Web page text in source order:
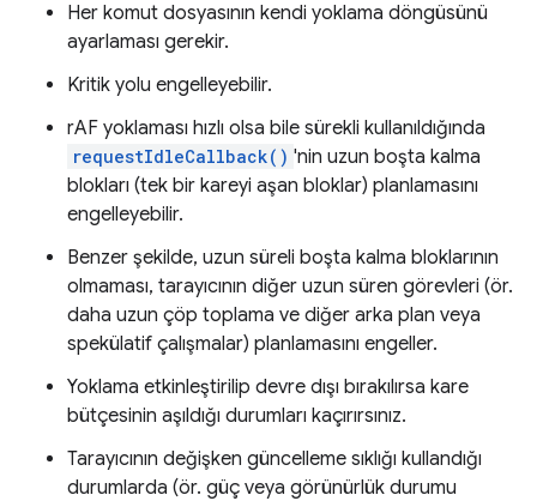
Her komut dosyasının kendi yoklama döngüsünü
ayarlaması gerekir.
Kritik yolu engelleyebilir.
rAF yoklaması hızlı olsa bile sürekli kullanıldığında
requestIdleCallback() 'nin uzun boşta kalma
blokları (tek bir kareyi aşan bloklar) planlamasını
engelleyebilir.
Benzer şekilde, uzun süreli boşta kalma bloklarının
olmaması, tarayıcının diğer uzun süren görevleri (ör.
daha uzun çöp toplama ve diğer arka plan veya
spekülatif çalışmalar) planlamasını engeller.
Yoklama etkinleştirilip devre dışı bırakılırsa kare
bütçesinin aşıldığı durumları kaçırırsınız.
Tarayıcının değişken güncelleme sıklığı kullandığı
durumlarda (ör. güç veya görünürlük durumu